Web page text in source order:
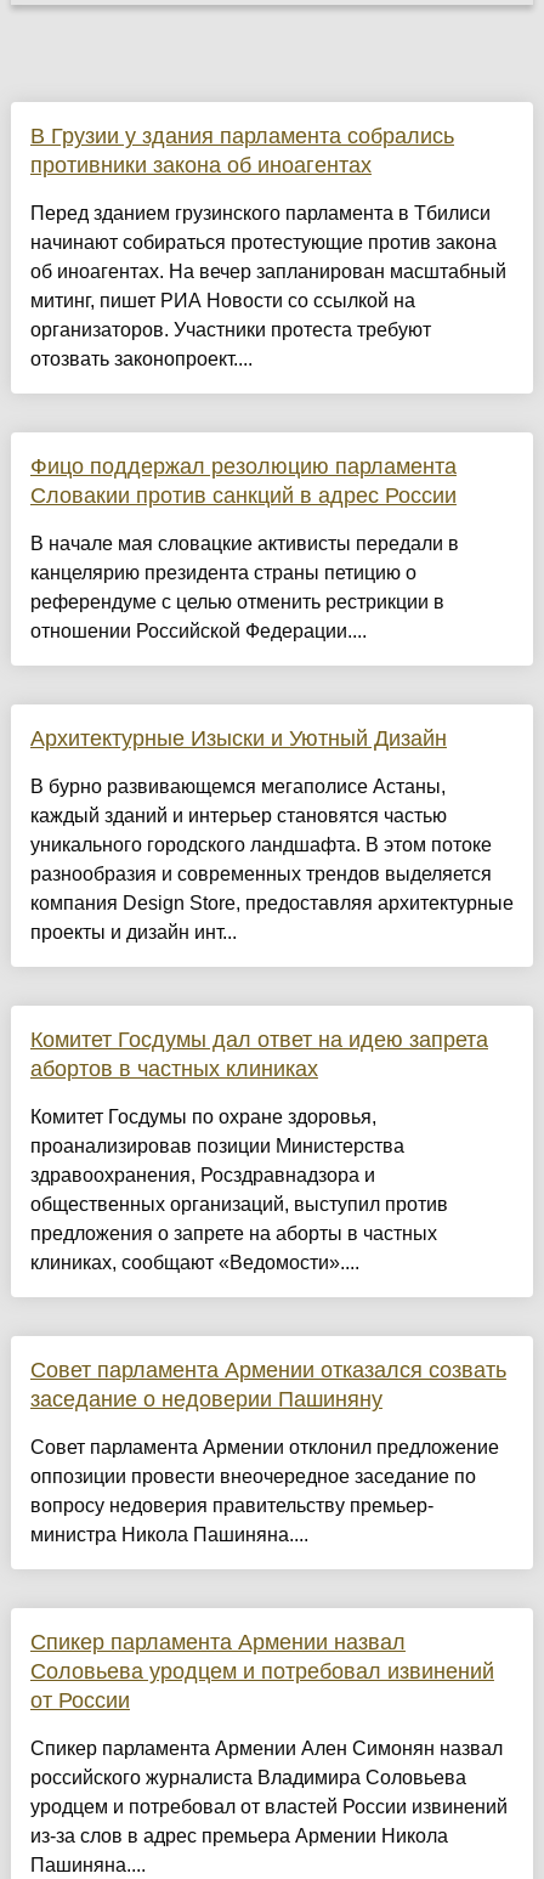
В Грузии у здания парламента собрались
противники закона об иноагентах
Перед зданием грузинского парламента в Тбилиси
начинают собираться протестующие против закона
об иноагентах. На вечер запланирован масштабный
митинг, пишет РИА Новости со ссылкой на
организаторов. Участники протеста требуют
отозвать законопроект....
Фицо поддержал резолюцию парламента
Словакии против санкций в адрес России
В начале мая словацкие активисты передали в
канцелярию президента страны петицию о
референдуме с целью отменить рестрикции в
отношении Российской Федерации....
Архитектурные Изыски и Уютный Дизайн
​В бурно развивающемся мегаполисе Астаны,
каждый зданий и интерьер становятся частью
уникального городского ландшафта. В этом потоке
разнообразия и современных трендов выделяется
компания Design Store, предоставляя архитектурные
проекты и дизайн инт...
Комитет Госдумы дал ответ на идею запрета
абортов в частных клиниках
Комитет Госдумы по охране здоровья,
проанализировав позиции Министерства
здравоохранения, Росздравнадзора и
общественных организаций, выступил против
предложения о запрете на аборты в частных
клиниках, сообщают «Ведомости»....
Совет парламента Армении отказался созвать
заседание о недоверии Пашиняну
Совет парламента Армении отклонил предложение
оппозиции провести внеочередное заседание по
вопросу недоверия правительству премьер-
министра Никола Пашиняна....
Спикер парламента Армении назвал
Соловьева уродцем и потребовал извинений
от России
Спикер парламента Армении Ален Симонян назвал
российского журналиста Владимира Соловьева
уродцем и потребовал от властей России извинений
из-за слов в адрес премьера Армении Никола
Пашиняна....